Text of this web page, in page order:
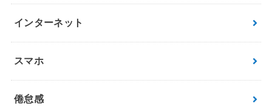
インターネット
スマホ
倦怠感